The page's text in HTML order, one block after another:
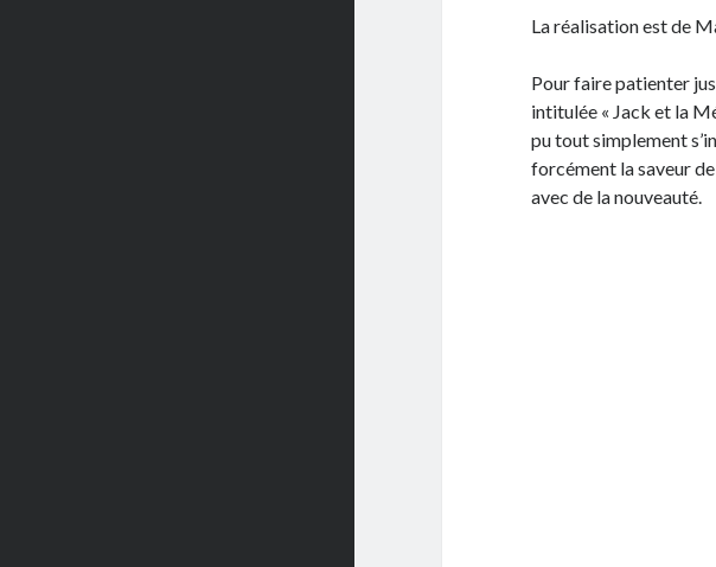
La réalisation est de
Pour faire patienter
intitulée « Jack et la
pu tout simplement
forcément la saveur
avec de la nouveauté.